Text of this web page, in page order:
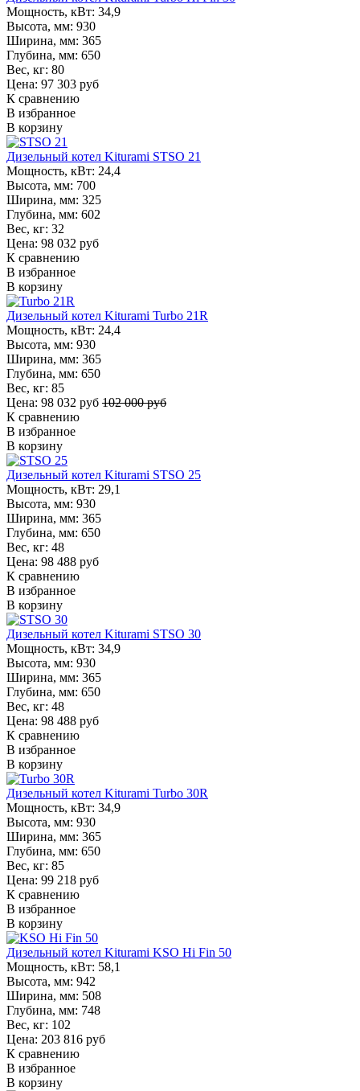
Мощность, кВт: 34,9
Высота, мм: 930
Ширина, мм: 365
Глубина, мм: 650
Вес, кг: 80
Цена: 97 303 руб
К сравнению
В избранное
В корзину
Дизельный котел Kiturami STSO 21
Мощность, кВт: 24,4
Высота, мм: 700
Ширина, мм: 325
Глубина, мм: 602
Вес, кг: 32
Цена: 98 032 руб
К сравнению
В избранное
В корзину
Дизельный котел Kiturami Turbo 21R
Мощность, кВт: 24,4
Высота, мм: 930
Ширина, мм: 365
Глубина, мм: 650
Вес, кг: 85
Цена: 98 032 руб 102 000 руб
К сравнению
В избранное
В корзину
Дизельный котел Kiturami STSO 25
Мощность, кВт: 29,1
Высота, мм: 930
Ширина, мм: 365
Глубина, мм: 650
Вес, кг: 48
Цена: 98 488 руб
К сравнению
В избранное
В корзину
Дизельный котел Kiturami STSO 30
Мощность, кВт: 34,9
Высота, мм: 930
Ширина, мм: 365
Глубина, мм: 650
Вес, кг: 48
Цена: 98 488 руб
К сравнению
В избранное
В корзину
Дизельный котел Kiturami Turbo 30R
Мощность, кВт: 34,9
Высота, мм: 930
Ширина, мм: 365
Глубина, мм: 650
Вес, кг: 85
Цена: 99 218 руб
К сравнению
В избранное
В корзину
Дизельный котел Kiturami KSO Hi Fin 50
Мощность, кВт: 58,1
Высота, мм: 942
Ширина, мм: 508
Глубина, мм: 748
Вес, кг: 102
Цена: 203 816 руб
К сравнению
В избранное
В корзину